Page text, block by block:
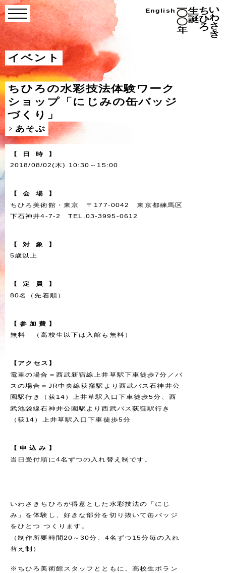
Skip
to
content
い
わ
さ
き
ち
English
menu
イベント
ちひろの水彩技法体験ワーク
ショップ「にじみの缶バッジ
づくり」
あそぶ
【 日 時
】
2018/08/02(木) 10:30～15:00
【 会 場
】
ちひろ美術館・東京 〒177-0042 東京都練馬区
下石神井4-7-2 TEL.03-3995-0612
【 対 象 】
5歳以上
【 定 員
】
80名（先着順）
【 参 加 費 】
無料 （高校生以下は入館も無料）
【 アク セ ス 】
電車の場合＝西武新宿線上井草駅下車徒歩7分／バ
スの場合＝JR中央線荻窪駅より西武バス石神井公
園駅行き（荻14）上井草駅入口下車徒歩5分、西
武池袋線石神井公園駅より西武バス荻窪駅行き
（荻14）上井草駅入口下車徒歩5分
【 申 込 み 】
当日受付順に4名ずつの入れ替え制です。
いわさきちひろが得意とした水彩技法の「にじ
み」を体験し、好きな部分を切り抜いて缶バッジ
をひとつ つくります。
（制作所要時間20～30分、4名ずつ15分毎の入れ
替え制）
※ちひろ美術館スタッフとともに、高校生ボラン